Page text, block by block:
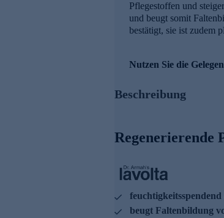
Pflegestoffen und
und beugt somit
bestätigt, sie ist zudem
Nutzen Sie die
Beschreibung
Regenerierende
beugt Faltenbildung